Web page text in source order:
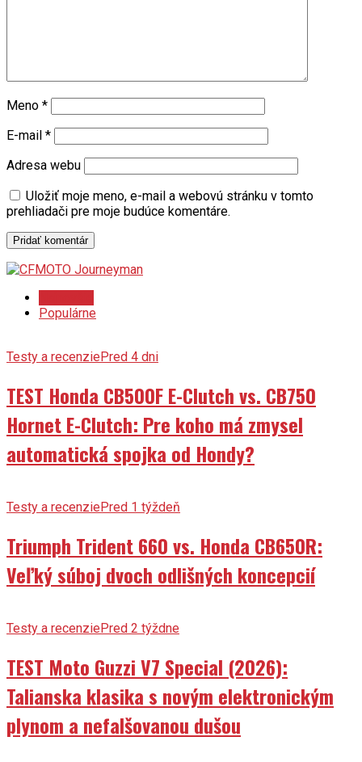
Meno *
E-mail *
Adresa webu
Uložiť moje meno, e-mail a webovú stránku v tomto
prehliadači pre moje budúce komentáre.
Populárne
Testy a recenziePred 4 dni
TEST Honda CB500F E-Clutch vs. CB750
Hornet E-Clutch: Pre koho má zmysel
automatická spojka od Hondy?
Testy a recenziePred 1 týždeň
Triumph Trident 660 vs. Honda CB650R:
Veľký súboj dvoch odlišných koncepcií
Testy a recenziePred 2 týždne
TEST Moto Guzzi V7 Special (2026):
Talianska klasika s novým elektronickým
plynom a nefalšovanou dušou